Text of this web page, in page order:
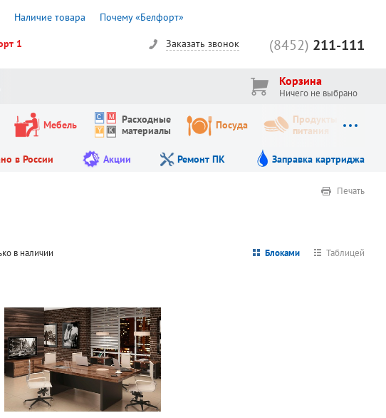
Наличие товара Почему «Белфорт»
1 (8452) 211-111
Заказать звонок
Корзина
Ничего не выбрано
Мебель
Расходные
материалы
Посуда
Продукты
питания
в России Акции Ремонт ПК Заправка картриджа
Печать
в наличии Блоками Таблицей